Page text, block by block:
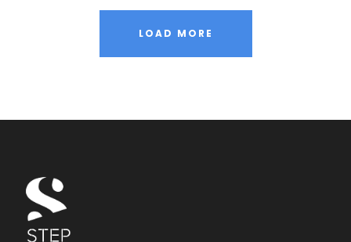
LOAD MORE